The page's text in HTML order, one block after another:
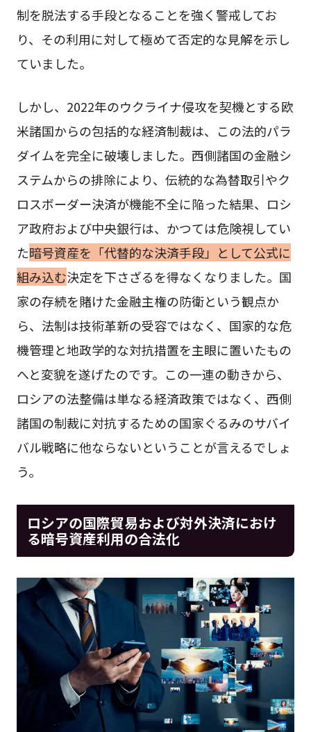
制を脱法する手段となることを強く警戒してお
り、その利用に対して極めて否定的な見解を示し
ていました。
しかし、2022年のウクライナ侵攻を契機とする欧
米諸国からの包括的な経済制裁は、この法的パラ
ダイムを完全に破壊しました。西側諸国の金融シ
ステムからの排除により、伝統的な為替取引やク
ロスボーダー決済が機能不全に陥った結果、ロシ
ア政府および中央銀行は、かつては危険視してい
た暗号資産を「代替的な決済手段」として公式に
組み込む決定を下さざるを得なくなりました。国
家の存続を賭けた金融主権の防衛という観点か
ら、法制は技術革新の受容ではなく、国家的な危
機管理と地政学的な対抗措置を主眼に置いたもの
へと変貌を遂げたのです。この一連の動きから、
ロシアの法整備は単なる経済政策ではなく、西側
諸国の制裁に対抗するための国家ぐるみのサバイ
バル戦略に他ならないということが言えるでしょ
う。
ロシアの国際貿易および対外決済におけ
る暗号資産利用の合法化